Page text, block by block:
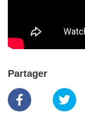
Partager